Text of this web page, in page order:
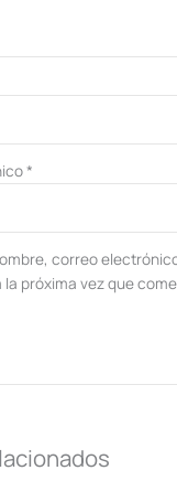
*
correo
próxima vez que